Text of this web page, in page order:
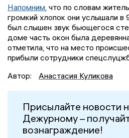
Напомним , что по словам
громкий хлопок они услышали в
был слышен звук бьющегося
доме часть окон была
отметила, что на место
прибыли сотрудники
Автор:
Анастасия Куликова
Присылайте новости
Дежурному –
вознаграждение!